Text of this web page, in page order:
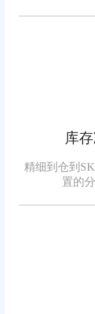
率从 18% 降至 3%，
原装备制
专属面单
售后纠纷减少 60%，
打单需求
太原已
各市及京
单管理需应对 “多物
接、区域
流、全国
库
精细到仓到
置的